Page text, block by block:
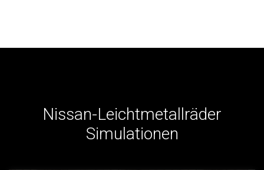
Nissan-Leichtmetallräder
Simulationen